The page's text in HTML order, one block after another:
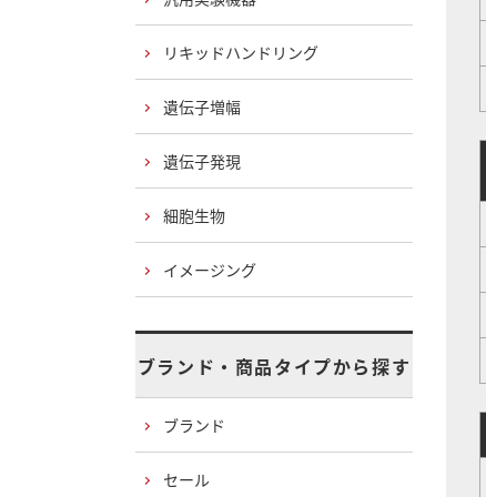
リキッドハンドリング
遺伝子増幅
遺伝子発現
細胞生物
イメージング
ブランド・商品タイプから探す
ブランド
セール